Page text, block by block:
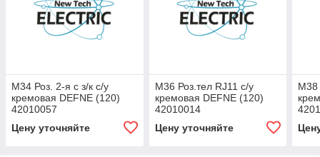
М34 Роз. 2-я с з/к с/у
кремовая DEFNE (120)
42010057
Цену уточняйте
М36 Роз.тел RJ11 с/у
кремовая DEFNE (120)
42010014
Цену уточняйте
М38